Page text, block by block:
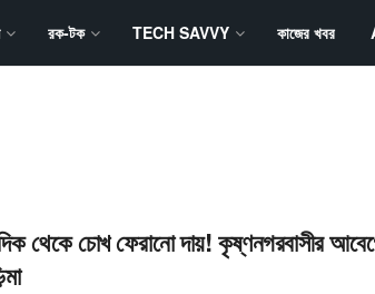
রক-টক TECH SAVVY কাজের খবর
দিক থেকে চোখ ফেরানো দায়! কৃষ্ণনগরবাসীর